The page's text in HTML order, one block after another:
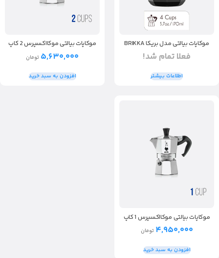
موکاپات بیالتی مدل بریکا BRIKKA
فعلا تمام شد!
اطلاعات بیشتر
موکاپات بیالتی موکااکسپرس 2 کاپ
۵,۶۳۰,۰۰۰ تومان
افزودن به سبد خرید
موکاپات بیالتی موکااکسپرس 1 کاپ
۴,۹۵۰,۰۰۰ تومان
افزودن به سبد خرید